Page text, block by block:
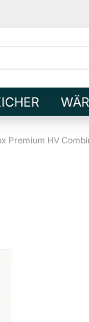
Premium HV